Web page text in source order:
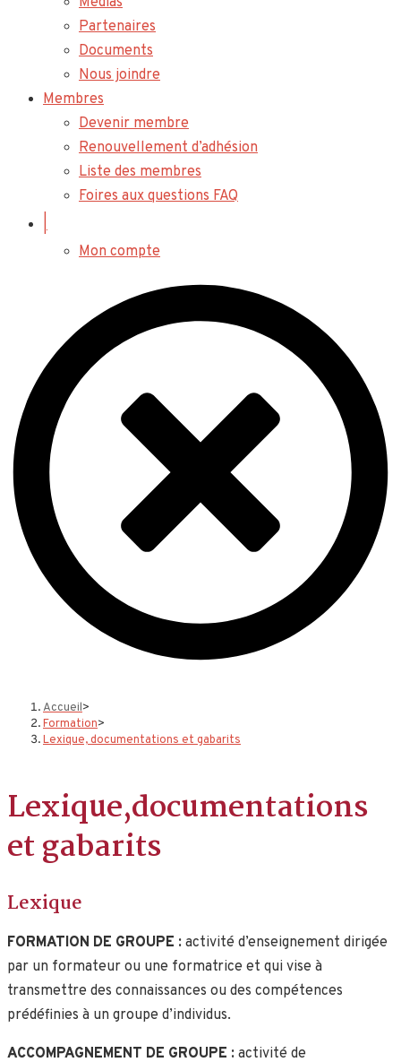
Partenaires
Documents
Nous joindre
Membres
Devenir membre
Renouvellement d’adhésion
Liste des membres
Foires aux questions FAQ
|
Mon compte
Accueil>
Formation>
Lexique, documentations et gabarits
Lexique,documentations
et gabarits
Lexique
FORMATION DE GROUPE : activité d’enseignement dirigée
par un formateur ou une formatrice et qui vise à
transmettre des connaissances ou des compétences
prédéfinies à un groupe d’individus.
ACCOMPAGNEMENT DE GROUPE : activité de